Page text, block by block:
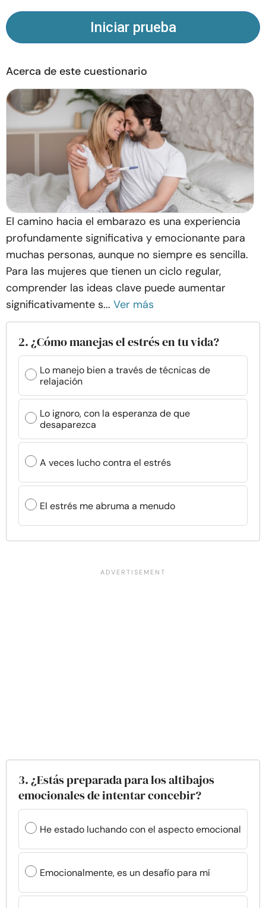
nosotros
© Copyright 2026. Todos los derechos reservados.
Iniciar prueba
Acerca de este cuestionario
El camino hacia el embarazo es una experiencia
profundamente significativa y emocionante para
muchas personas, aunque no siempre es sencilla.
Para las mujeres que tienen un ciclo regular,
comprender las ideas clave puede aumentar
significativamente s... Ver más
2. ¿Cómo manejas el estrés en tu vida?
Lo manejo bien a través de técnicas de
relajación
Lo ignoro, con la esperanza de que
desaparezca
A veces lucho contra el estrés
El estrés me abruma a menudo
3. ¿Estás preparada para los altibajos
emocionales de intentar concebir?
He estado luchando con el aspecto emocional
Emocionalmente, es un desafío para mí